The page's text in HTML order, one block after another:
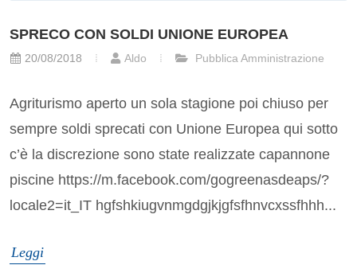
SPRECO CON SOLDI UNIONE EUROPEA
20/08/2018 Aldo Pubblica Amministrazione
Agriturismo aperto un sola stagione poi chiuso per
sempre soldi sprecati con Unione Europea qui sotto
c’è la discrezione sono state realizzate capannone
piscine https://m.facebook.com/gogreenasdeaps/?
locale2=it_IT hgfshkiugvnmgdgjkjgfsfhnvcxssfhhh...
Leggi